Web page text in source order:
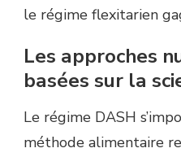
le régime flexitarien
Les approches
basées sur la
Le régime DASH
méthode alimentaire